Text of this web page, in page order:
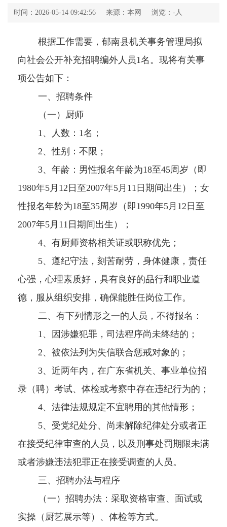
时间：2026-05-14 09:42:56 来源：本网 浏览： - 人
根据工作需要，郁南县机关事务管理局拟
向社会公开补充招聘编外人员1名。现将有关事
项公告如下：
一、招聘条件
（一）厨师
1、人数：1名；
2、性别：不限；
3、年龄：男性报名年龄为18至45周岁（即
1980年5月12日至2007年5月11日期间出生）；女
性报名年龄为18至35周岁（即1990年5月12日至
2007年5月11日期间出生）；
4、有厨师资格相关证或职称优先；
5、遵纪守法，刻苦耐劳，身体健康，责任
心强，心理素质好，具有良好的品行和职业道
德，服从组织安排，确保能胜任岗位工作。
二、有下列情形之一的人员，不得报名：
1、因涉嫌犯罪，司法程序尚未终结的；
2、被依法列为失信联合惩戒对象的；
3、近两年内，在广东省机关、事业单位招
录（聘）考试、体检或考察中存在违纪行为的；
4、法律法规规定不宜聘用的其他情形；
5、受党纪处分、尚未解除纪律处分或者正
在接受纪律审查的人员，以及刑事处罚期限未满
或者涉嫌违法犯罪正在接受调查的人员。
三、招聘办法与程序
（一）招聘办法：采取资格审查、面试或
实操（厨艺展示等）、体检等方式。